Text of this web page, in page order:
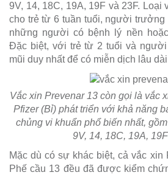
9V, 14, 18C, 19A, 19F và 23F. Loại
cho trẻ từ 6 tuần tuổi, người trưởng
những người có bệnh lý nền
Đặc biệt, với trẻ từ 2 tuổi và
mũi duy nhất để có miễn dịch lâu
Vắc xin Prevenar 13 còn gọi là vắc
Pfizer (Bỉ) phát triển với khả năng
chủng vi khuẩn phổ biến nhất,
9V, 14, 18C, 19A,
Mặc dù có sự khác biệt, cả vắc xin
Phế cầu 13 đều đã được kiểm